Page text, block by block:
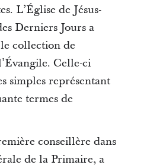
L’Église de Jésus-
Derniers Jours a
collection de
Celle-ci
simples représentant
termes de
conseillère dans
de la Primaire, a